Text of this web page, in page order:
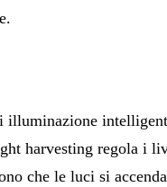
harvesting regola
che le luci si